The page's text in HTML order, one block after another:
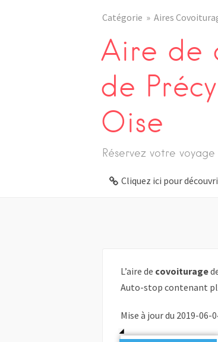
Catégorie Aires
Aire de
de
Oise
Réservez votre
Cliquez ici pour
L’aire de covoiturage
Auto-stop contenant
Mise à jour du 2019-06-